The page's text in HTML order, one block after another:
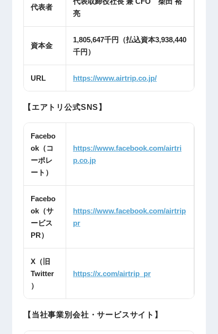
代表者
亮
資本金
1,805,647千円（払込資本3,938,440
千円）
URL https://www.airtrip.co.jp/
【エアトリ公式SNS】
Facebo
ok（コ
ーポレ
ート）
https://www.facebook.com/airtri
p.co.jp
Facebo
ok（サ
ービス
PR）
https://www.facebook.com/airtrip
pr
X（旧
Twitter
）
https://x.com/airtrip_pr
【当社事業別会社・サービスサイト】